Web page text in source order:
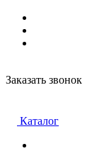
Заказать звонок
Каталог